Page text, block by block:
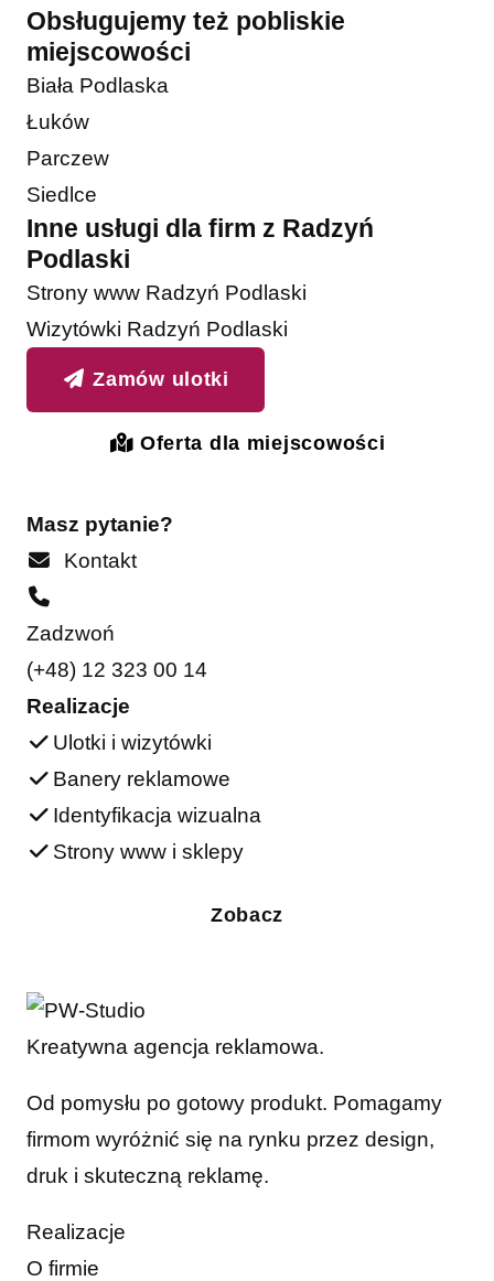
Obsługujemy też pobliskie
miejscowości
Biała Podlaska
Łuków
Parczew
Siedlce
Inne usługi dla firm z Radzyń
Podlaski
Strony www Radzyń Podlaski
Wizytówki Radzyń Podlaski
Zamów ulotki
Oferta dla miejscowości
Masz pytanie?
Kontakt
Zadzwoń
(+48) 12 323 00 14
Realizacje
Ulotki i wizytówki
Banery reklamowe
Identyfikacja wizualna
Strony www i sklepy
Zobacz
Kreatywna agencja reklamowa.
Od pomysłu po gotowy produkt. Pomagamy
firmom wyróżnić się na rynku przez design,
druk i skuteczną reklamę.
Realizacje
O firmie